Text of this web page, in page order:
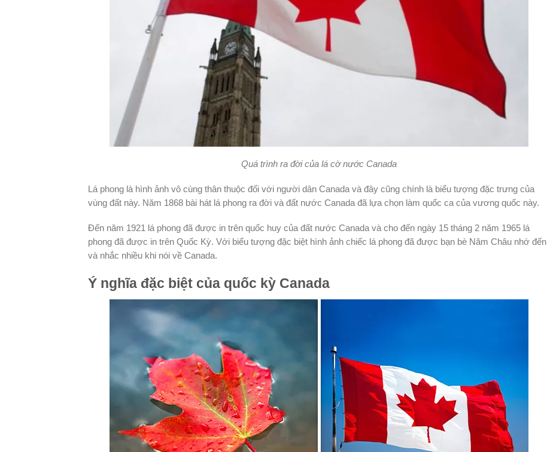
Quá trình ra đời của lá cờ nước Canada
Lá phong là hình ảnh vô cùng thân thuộc đối với người dân Canada và đây cũng chính là biểu tượng đặc trưng của
vùng đất này. Năm 1868 bài hát lá phong ra đời và đất nước Canada đã lựa chọn làm quốc ca của vương quốc này.
Đến năm 1921 lá phong đã được in trên quốc huy của đất nước Canada và cho đến ngày 15 tháng 2 năm 1965 lá
phong đã được in trên Quốc Kỳ. Với biểu tượng đặc biệt hình ảnh chiếc lá phong đã được bạn bè Năm Châu nhớ đến
và nhắc nhiều khi nói về Canada.
Ý nghĩa đặc biệt của quốc kỳ Canada